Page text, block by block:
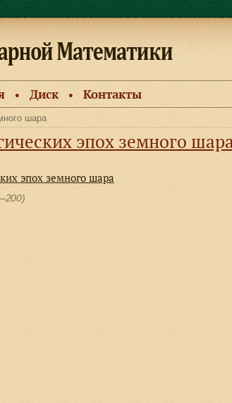
● Диск ● Контакты
шара
эпох земного
эпох земного шара